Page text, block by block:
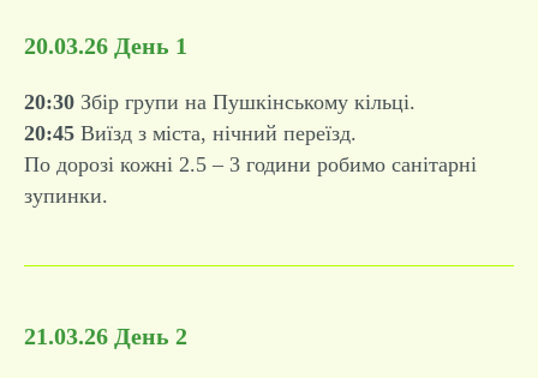
20.03.26 День 1
20:30 Збір групи на Пушкінському кільці.
20:45 Виїзд з міста, нічний переїзд.
По дорозі кожні 2.5 – 3 години робимо санітарні
зупинки.
21.03.26 День 2